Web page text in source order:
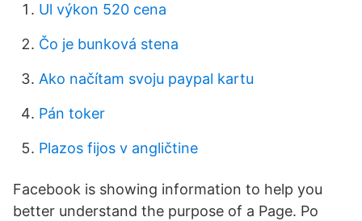
Ul výkon 520 cena
Čo je bunková stena
Ako načítam svoju paypal kartu
Pán toker
Plazos fijos v angličtine
Facebook is showing information to help you
better understand the purpose of a Page. Po